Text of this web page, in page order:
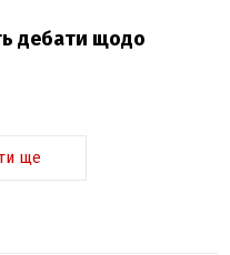
дебати щодо
ще